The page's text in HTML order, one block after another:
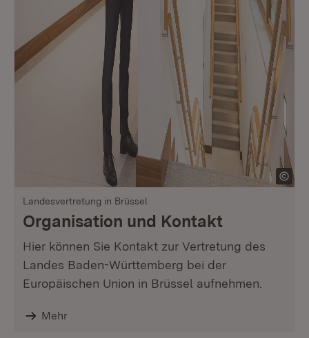
Landesvertretung in Brüssel
Organisation und Kontakt
Hier können Sie Kontakt zur Vertretung des
Landes Baden-Württemberg bei der
Europäischen Union in Brüssel aufnehmen.
Mehr